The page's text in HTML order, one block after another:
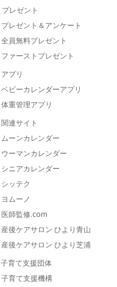
プレゼント
プレゼント＆アンケート
全員無料プレゼント
ファーストプレゼント
アプリ
ベビーカレンダーアプリ
体重管理アプリ
関連サイト
ムーンカレンダー
ウーマンカレンダー
シニアカレンダー
シッテク
ヨムーノ
医師監修.com
産後ケアサロン ひより青山
産後ケアサロン ひより芝浦
子育て支援団体
子育て支援機構